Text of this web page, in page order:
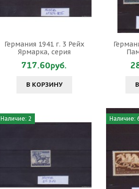
Германия 1941 г. 3 Рейх
Ярмарка, серия
717.60руб.
В КОРЗИНУ
Наличие: 2 Наличие: